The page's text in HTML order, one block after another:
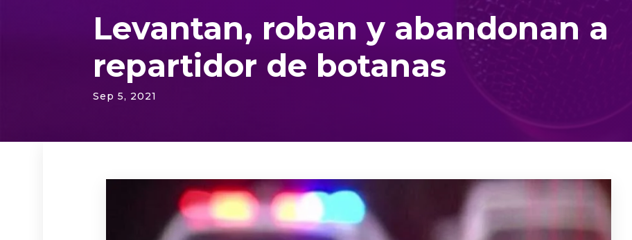
Levantan, roban y abandonan a
repartidor de botanas
Sep 5, 2021